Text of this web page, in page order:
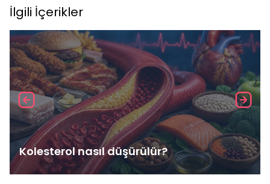
İlgili İçerikler
Kolesterol nasıl düşürülür?